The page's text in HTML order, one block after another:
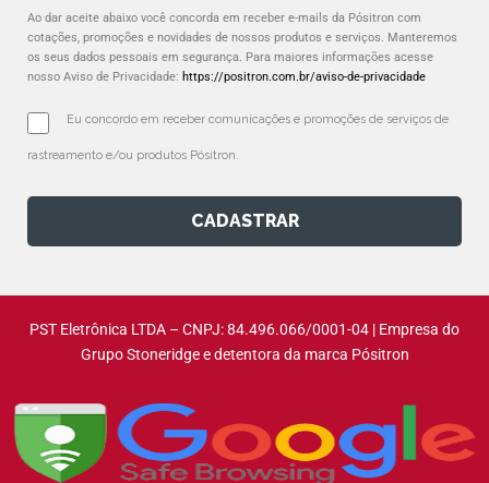
Ao dar aceite abaixo você concorda em receber e-mails da Pósitron com
cotações, promoções e novidades de nossos produtos e serviços. Manteremos
os seus dados pessoais em segurança. Para maiores informações acesse
nosso Aviso de Privacidade: https://positron.com.br/aviso-de-privacidade
Eu concordo em receber comunicações e promoções de serviços de
rastreamento e/ou produtos Pósitron.
CADASTRAR
PST Eletrônica LTDA – CNPJ: 84.496.066/0001-04 | Empresa do
Grupo Stoneridge e detentora da marca Pósitron